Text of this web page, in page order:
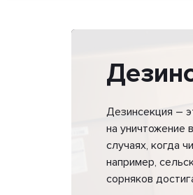
Дезинсекция –
на уничтожение
случаях, когда
например,
сорняков